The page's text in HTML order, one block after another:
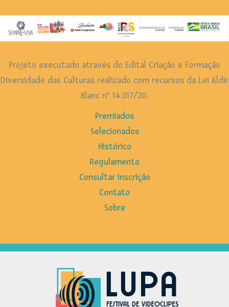
Projeto executado através do Edital Criação e Formação
Diversidade das Culturas realizado com recursos da Lei Aldir
Blanc nº 14.017/20.
Premiados
Selecionados
Histórico
Regulamento
Consultar inscrição
Contato
Sobre